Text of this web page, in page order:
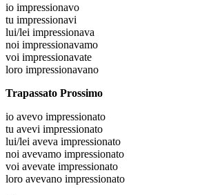
io impressionavo
tu impressionavi
lui/lei impressionava
noi impressionavamo
voi impressionavate
loro impressionavano
Trapassato Prossimo
io avevo impressionato
tu avevi impressionato
lui/lei aveva impressionato
noi avevamo impressionato
voi avevate impressionato
loro avevano impressionato